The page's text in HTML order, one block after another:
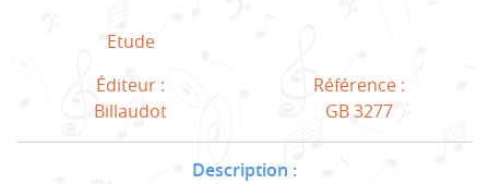
Etude
Éditeur :
Billaudot
Référence :
GB 3277
Description :